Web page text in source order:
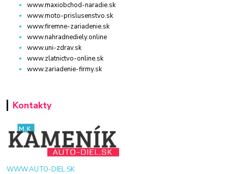
www.maxiobchod-naradie.sk
www.moto-prislusenstvo.sk
www.firemne-zariadenie.sk
www.nahradnediely.online
www.uni-zdrav.sk
www.zlatnictvo-online.sk
www.zariadenie-firmy.sk
Kontakty
WWW.AUTO-DIEL.SK